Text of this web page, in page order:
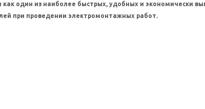
один из наиболее быстрых, удобных и экономически
при проведении электромонтажных работ.